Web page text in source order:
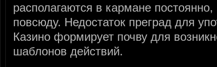
располагаются в кармане постоянно,
повсюду. Недостаток преград для
Казино формирует почву для
шаблонов действий.